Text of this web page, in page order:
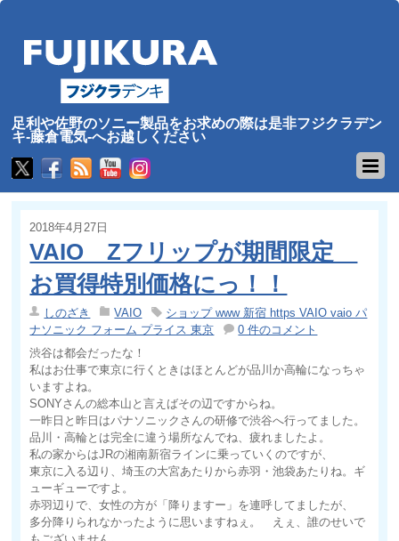
足利や佐野のソニー製品をお求めの際は是非フジクラデン
キ-藤倉電気-へお越しください
2018年4月27日
VAIO Zフリップが期間限定
お買得特別価格にっ！！
しのざき VAIO
ショップ www 新宿 https VAIO vaio パ
ナソニック フォーム プライス 東京
0 件のコメント
渋谷は都会だったな！
私はお仕事で東京に行くときはほとんどが品川か高輪になっちゃ
いますよね。
SONYさんの総本山と言えばその辺ですからね。
一昨日と昨日はパナソニックさんの研修で渋谷へ行ってました。
品川・高輪とは完全に違う場所なんでね、疲れましたよ。
私の家からはJRの湘南新宿ラインに乗っていくのですが、
東京に入る辺り、埼玉の大宮あたりから赤羽・池袋あたりね。ギ
ューギューですよ。
赤羽辺りで、女性の方が「降りますー」を連呼してましたが、
多分降りられなかったように思いますねぇ。 えぇ、誰のせいで
もございません。